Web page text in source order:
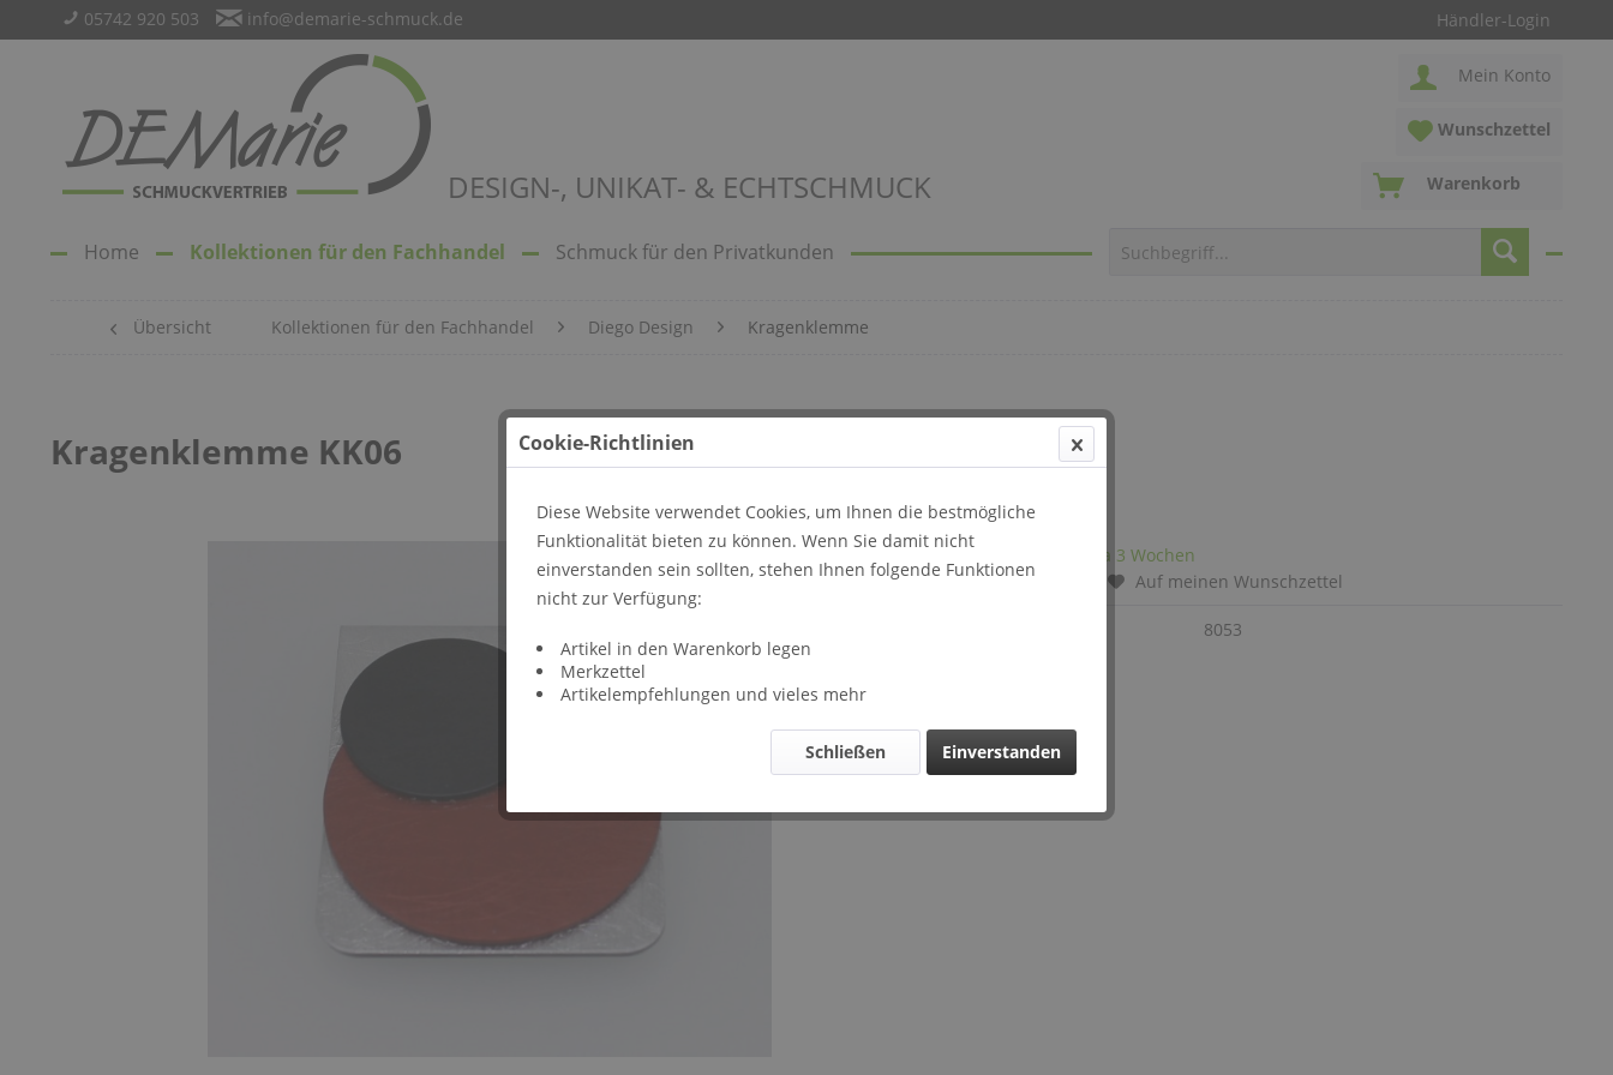
Händler-Login
05742 920 503 info@demarie-schmuck.de
DESIGN-, UNIKAT- & ECHTSCHMUCK
Mein Konto
Wunschzettel
Warenkorb
Home Kollektionen für den Fachhandel Schmuck für den Privatkunden
Übersicht Kollektionen für den Fachhandel Diego Design Kragenklemme
Kragenklemme KK06
Lieferzeit: ca 3 Wochen
Vergleichen
Auf meinen Wunschzettel
8053
Cookie-Richtlinien
Diese Website verwendet Cookies, um Ihnen die bestmögliche
Funktionalität bieten zu können. Wenn Sie damit nicht
einverstanden sein sollten, stehen Ihnen folgende Funktionen
nicht zur Verfügung:
Artikel in den Warenkorb legen
Merkzettel
Artikelempfehlungen und vieles mehr
Einverstanden
Schließen